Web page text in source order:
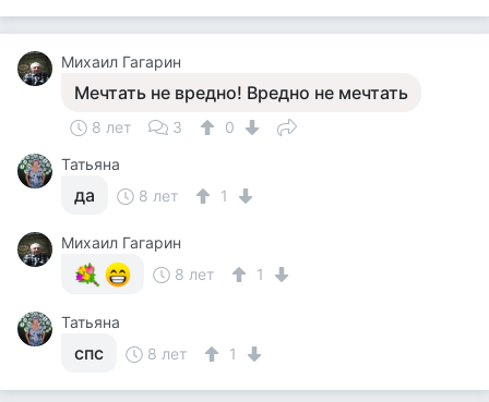
Михаил Гагарин
Мечтать не вредно! Вредно не мечтать
8 лет 3
0
Татьяна
да 8 лет 1
Михаил Гагарин
8 лет
1
Татьяна
спс 8 лет 1